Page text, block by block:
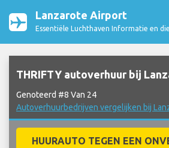
Lanzarote Airport
Essentiële Luchthaven Informatie en
THRIFTY autoverhuur bij
Genoteerd #8 Van 24
Autoverhuurbedrijven vergelijken bij
HUURAUTO TEGEN EEN